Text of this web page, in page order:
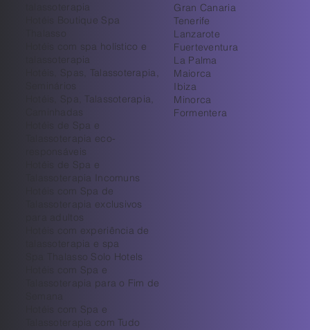
Gran Canaria
Tenerife
Lanzarote
Fuerteventura
La Palma
Maiorca
Ibiza
Minorca
Formentera
talassoterapia
Hotéis Boutique Spa
Hotéis com spa holístico e
talassoterapia
Hotéis, Spas, Talassoterapia,
Seminários
Hotéis, Spa, Talassoterapia,
Caminhadas
Hotéis de Spa e
Talassoterapia eco-
responsáveis
Hotéis de Spa e
Talassoterapia Incomuns
Hotéis com Spa de
Talassoterapia exclusivos
para adultos
Hotéis com experiência de
talassoterapia e spa
Spa Thalasso Solo Hotels
Hotéis com Spa e
Talassoterapia para o Fim de
Hotéis com Spa e
Talassoterapia com Tudo